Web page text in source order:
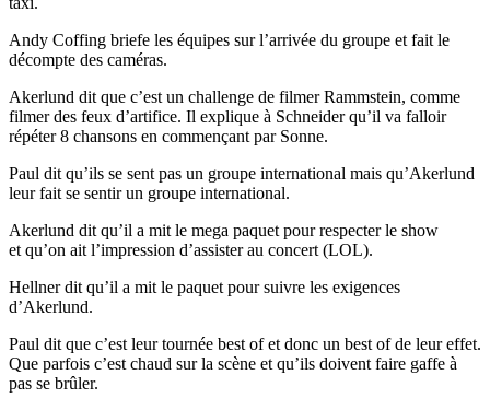
Andy Coffing briefe les équipes sur l’arrivée du groupe et fait le
décompte des caméras.
Akerlund dit que c’est un challenge de filmer Rammstein, comme
filmer des feux d’artifice. Il explique à Schneider qu’il va falloir
répéter 8 chansons en commençant par Sonne.
Paul dit qu’ils se sent pas un groupe international mais qu’Akerlund
leur fait se sentir un groupe international.
Akerlund dit qu’il a mit le mega paquet pour respecter le show
et qu’on ait l’impression d’assister au concert (LOL).
Hellner dit qu’il a mit le paquet pour suivre les exigences
d’Akerlund.
Paul dit que c’est leur tournée best of et donc un best of de leur effet.
Que parfois c’est chaud sur la scène et qu’ils doivent faire gaffe à
pas se brûler.